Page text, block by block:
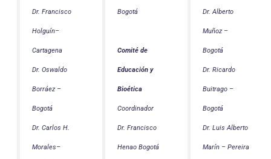
Dr. Francisco
Holguín–
Cartagena
Dr. Oswaldo
Borráez –
Bogotá
Dr. Carlos H.
Morales–
Bogotá
Comité de
Educación y
Bioética
Coordinador
Dr. Francisco
Henao Bogotá
Dr. Alberto
Muñoz –
Bogotá
Dr. Ricardo
Buitrago –
Bogotá
Dr. Luis Alberto
Marín – Pereira